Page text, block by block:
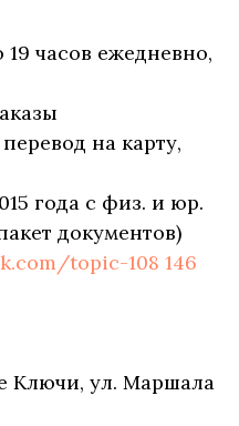
часов ежедневно,
на карту,
года с физ. и юр.
документов)
topic-108 146
Ключи, ул. Маршала